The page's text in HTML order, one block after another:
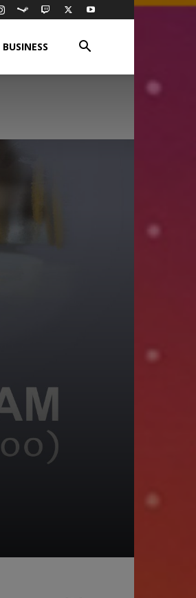
BUSINESS